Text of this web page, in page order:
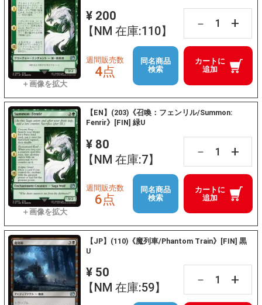
¥ 200
【NM 在庫:110】
－ +
カートに
追加
週間販売数
4点
同名商品
検索
【EN】(203)《召喚：フェンリル/Summon:
Fenrir》[FIN] 緑U
¥ 80
【NM 在庫:7】
－ +
カートに
追加
週間販売数
6点
同名商品
検索
【JP】(110)《魔列車/Phantom Train》[FIN] 黒
U
¥ 50
【NM 在庫:59】
－ +